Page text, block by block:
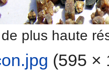
plus haute
(595 ×